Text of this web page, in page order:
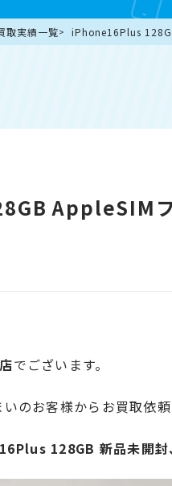
取実績一覧 iPhone16Plus
AppleSIMフ
でございます。
のお客様からお買取依頼
16Plus 128GB 新品未開封